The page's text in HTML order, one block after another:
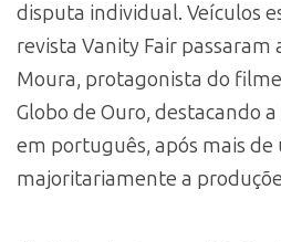
disputa individual. Veículos
revista Vanity Fair
Moura, protagonista do
Globo de Ouro, destacando
em português, após mais de
majoritariamente a